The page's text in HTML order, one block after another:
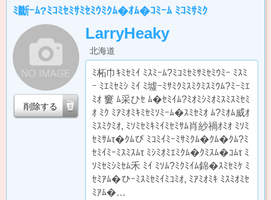
ﾐ斷ｰﾑ?ﾐｺﾐｾﾐｻﾐｾﾐｳﾐｸﾑ�ｵﾑ�ｺﾐｰﾑ ﾐｺﾐｻﾐｸ
LarryHeaky
北海道
ﾐ柘巾ｷﾐｾﾐｲ ﾐｽﾐｰﾑ?ﾐｺﾐｾﾐｻﾐｾﾐｳﾐｰ ﾐｽﾐ
ｰ ﾐｴﾐｾﾐｼ ﾐｲ ﾐ墟ｰﾐｻﾐｸﾐｽﾐｸﾐｽﾐｳﾑ?ﾐｰﾐｴ
ﾐｵ 窶 ﾑ采ひｾ ﾑ�ｾﾐｲﾑ?ﾐｵﾐｼﾐｵﾐｽﾐｽﾐｾﾐ
ｵ ﾐｸ ﾐｱﾐｵﾐｷﾐｾﾐｿﾐｰﾑ�ｽﾐｾﾐｵ ﾑ?ﾐｵﾑ威ｵ
ﾐｽﾐｸﾐｵ, ﾐｿﾐｾﾐｷﾐｲﾐｾﾐｻﾑ肖紗禍ｵﾐｵ ﾐｿﾐ
ｾﾐｻﾑτ�ｸﾑび ﾐｺﾐｲﾐｰﾐｻﾐｸﾑ�ｸﾑ�ｸﾑ?ﾐ
ｾﾐｲﾐｰﾐｽﾐｽﾑτ ﾐｼﾐｵﾐｴﾐｸﾑ�ｸﾐｽﾑ�ｺﾑτ ﾐ
ｿﾐｾﾐｼﾐｾﾑ禾 ﾐｲ ﾐｿﾑ?ﾐｸﾐｲﾑ錦�ｽﾐｾﾐｹ ﾐ
ｾﾐｱﾑ�ひｰﾐｽﾐｾﾐｲﾐｺﾐｵ, ﾐｱﾐｵﾐｷ ﾐｽﾐｵﾐｾ
ﾐｱﾑ�…
削除する